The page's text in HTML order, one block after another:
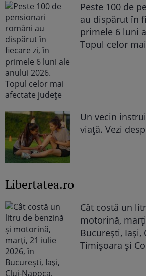
Peste 100 de
au dispărut în
primele 6 luni
Topul celor
Un vecin
viață. Vezi
Libertatea.ro
Cât costă un
motorină,
București, Iași,
Timișoara și